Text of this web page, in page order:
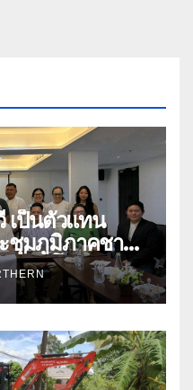
เป็นตัวแทน
ชุมภูมิภาคชา
ที่อินโดนีเซีย
รรมชา
ยโลก